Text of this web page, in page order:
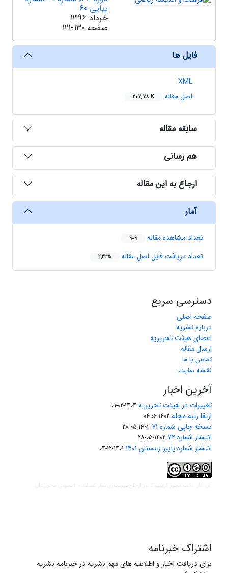
پیاپی 60
خرداد 1396
صفحه 121-130
فایل ها
XML
اصل مقاله
207.78 K
سابقه مقاله
هم رسانی
ارجاع به این مقاله
آمار
تعداد مشاهده مقاله 909
تعداد دریافت فایل اصل مقاله 2,235
دسترسی سریع
صفحه اصلی
درباره نشریه
اعضای هیئت تحریریه
ارسال مقاله
تماس با ما
نقشه سایت
آخرین اخبار
تغییرات در هیئت تحریریه 1404-02-01
ارتقا رتبه مجله 1402-06-04
نسخه چاپی شماره ۷۱ 1402-05-28
انتشار شماره ۷۲ 1402-05-28
انتشار شماره پاییز-زمستان ۱۴۰۱ 1401-12-04
اشتراک خبرنامه
برای دریافت اخبار و اطلاعیه های مهم نشریه در خبرنامه نشریه